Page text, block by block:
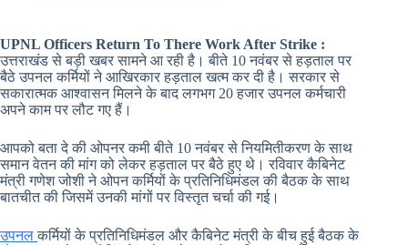
UPNL Officers Return To There Work After Strike :
उत्तराखंड से बड़ी खबर सामने आ रही है। बीते 10 नवंबर से हड़ताल पर
बैठे उपनल कर्मियों ने आखिरकार हड़ताल खत्म कर दी है। सरकार से
सकारात्मक आश्वासन मिलने के बाद लगभग 20 हजार उपनल कर्मचारी
अपने काम पर लौट गए हैं।
आपको बता दे की ओपनर कमी बीते 10 नवंबर से नियमितीकरण के साथ
समान वेतन की मांग को लेकर हड़ताल पर बैठे हुए थे। रविवार कैबिनेट
मंत्री गणेश जोशी ने ओपन कर्मियों के प्रतिनिधिमंडल की बैठक के साथ
बातचीत की जिसमें उनकी मांगों पर विस्तृत चर्चा की गई।
उपनलकर्मियों के प्रतिनिधिमंडल और कैबिनेट मंत्री के बीच हुई बैठक के